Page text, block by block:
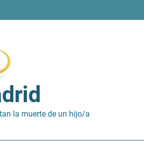
la muerte de un hijo/a